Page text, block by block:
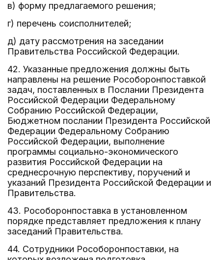
в) форму предлагаемого решения;
г) перечень соисполнителей;
д) дату рассмотрения на заседании
Правительства Российской Федерации.
42. Указанные предложения должны быть
направлены на решение Рособоронпоставкой
задач, поставленных в Послании Президента
Российской Федерации Федеральному
Собранию Российской Федерации,
Бюджетном послании Президента Российской
Федерации Федеральному Собранию
Российской Федерации, выполнение
программы социально-экономического
развития Российской Федерации на
среднесрочную перспективу, поручений и
указаний Президента Российской Федерации и
Правительства.
43. Рособоронпоставка в установленном
порядке представляет предложения к плану
заседаний Правительства.
44. Сотрудники Рособоронпоставки, на